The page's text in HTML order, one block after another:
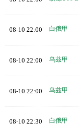
08-10 22:00 白俄甲
08-10 22:00 乌兹甲
08-10 22:00 乌兹甲
08-10 22:30 白俄甲